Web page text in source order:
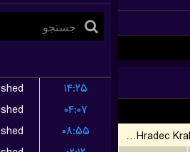
۱۴:۲۵
۰۴:۰۷
۰۸:۵۵